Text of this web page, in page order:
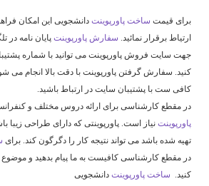
برای قیمتساخت پاورپوینتدانشجویی این امکان
ارتیاط برقرار نمائید.سفارش پاورپوینتپایان نامه در
جهت سایت فروش پاورپوینت می توانید با شماره
کنید. سفارش گرفتن پاورپوینت با دقت بالا انجام می
کافی ست با پشتیبان سایت در ارتباط باشید.
در مقطع کارشناسی برای ارائه دروس مختلف و
پاورپوینتنیاز است. پاورپوینتی که دارای طراحی زیبا
تهیه شده باشد می تواند نتیجه کار را دگرگون کند. برای
در مقطع کارشناسی کافیست به ما پیام بدهید و موضوع
کنید. ساخت پاورپوینتدانشجویی